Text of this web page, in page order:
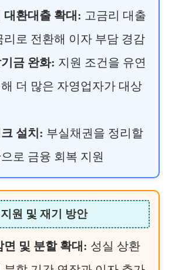
대환대출 확대: 고금리 대출
리로 전환해 이자 부담 경감
금 완화: 지원 조건을 유연
더 많은 자영업자가 대상
설치: 부실채권을 정리할
로 금융 회복 지원
원 및 재기 방안
면 및 분할 확대: 성실 상환